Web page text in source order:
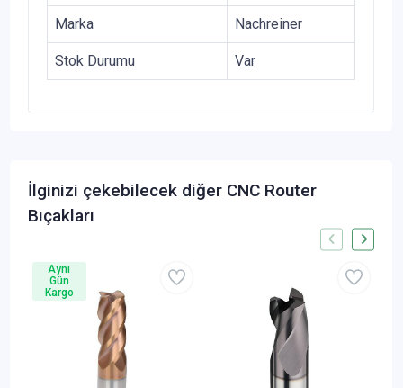
Marka Nachreiner
Stok Durumu Var
İlginizi çekebilecek diğer CNC Router
Bıçakları
Aynı
Gün
Kargo